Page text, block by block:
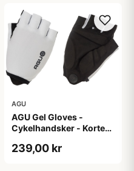
AGU
AGU Gel Gloves -
Cykelhandsker - Korte
239,00 kr